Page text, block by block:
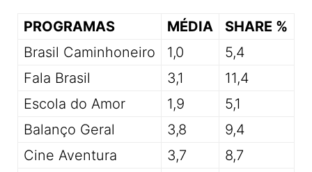
PROGRAMAS MÉDIA
SHARE %
Brasil Caminhoneiro
1,0
5,4
Fala Brasil
3,1
11,4
Escola do Amor
1,9
5,1
Balanço Geral
3,8
9,4
Cine Aventura
3,7
8,7